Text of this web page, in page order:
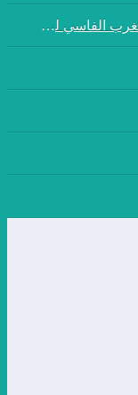
في الجمع العام الثالث لفريق المغرب الفاسي لكرة القدم: